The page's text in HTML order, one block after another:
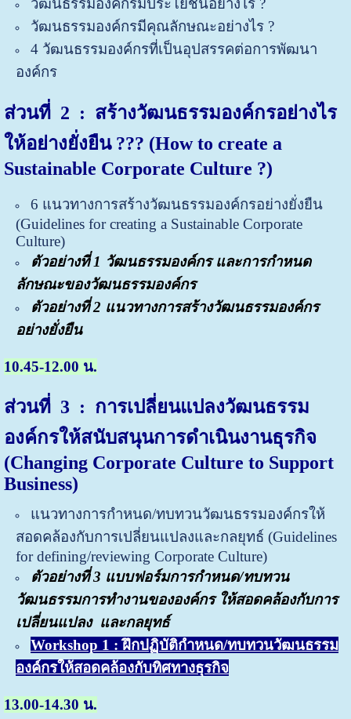
วัฒนธรรมองค์กรมีประโยชน์อย่างไร ?
วัฒนธรรมองค์กรมีคุณลักษณะอย่างไร ?
4 วัฒนธรรมองค์กรที่เป็นอุปสรรคต่อการพัฒนา
องค์กร
ส่วนที่ 2 : สร้างวัฒนธรรมองค์กรอย่างไร
ให้อย่างยั่งยืน ??? (How to create a
Sustainable Corporate Culture ?)
6 แนวทางการสร้างวัฒนธรรมองค์กรอย่างยั่งยืน
(Guidelines for creating a Sustainable Corporate
Culture)
ตัวอย่างที่ 1 วัฒนธรรมองค์กร และการกำหนด
ลักษณะของวัฒนธรรมองค์กร
ตัวอย่างที่ 2 แนวทางการสร้างวัฒนธรรมองค์กร
อย่างยั่งยืน
10.45-12.00 น.
ส่วนที่ 3: การเปลี่ยนแปลงวัฒนธรรม
องค์กรให้สนับสนุนการดำเนินงานธุรกิจ
(Changing Corporate Culture to Support
Business)
แนวทางการกำหนด/ทบทวนวัฒนธรรมองค์กรให้
สอดคล้องกับการเปลี่ยนแปลงและกลยุทธ์ (Guidelines
for defining/reviewing Corporate Culture)
ตัวอย่างที่ 3 แบบฟอร์มการกำหนด/ทบทวน
วัฒนธรรมการทำงานขององค์กร ให้สอดคล้องกับการ
เปลี่ยนแปลง และกลยุทธ์
Workshop 1 : ฝึกปฏิบัติกำหนด/ทบทวนวัฒนธรรม
องค์กรให้สอดคล้องกับทิศทางธุรกิจ
13.00-14.30 น.